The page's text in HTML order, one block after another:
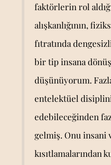
faktörlerin rol
alışkanlığının,
fıtratında
bir tip insana
düşünüyorum.
entelektüel
edebileceğinden
gelmiş. Onu insani
kısıtlamalarından